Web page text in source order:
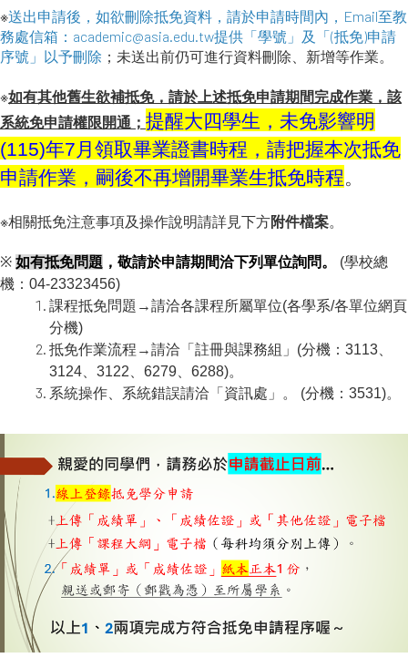
※送出申請後，如欲刪除抵免資料，請於申請時間內，Email至教
務處信箱：academic@asia.edu.tw提供「學號」及「(抵免)申請
序號」以予刪除 ；未送出前仍可進行資料刪除、新增等作業。
※如有其他舊生欲補抵免，請於上述抵免申請期間完成作業，該
系統免申請權限開通 ； 提醒大四學生， 未免影響明
(115)年7月領取畢業證書時程 ，請把握本次抵免
申請作業 ， 嗣後不再增開畢業生抵免時程。
※相關抵免注意事項及操作說明請詳見下方附件檔案。
※ 如有抵免問題 ， 敬請於申請期間洽下列單位詢問。
(學校總
機：04-23323456)
課程抵免問題→請洽各課程所屬單位(各學系/各單位網頁
分機)
抵免作業流程→請洽「註冊與課務組」(分機：3113、
3124、3122、6279、6288)。
系統操作、系統錯誤請洽「資訊處」。 (分機：3531)。